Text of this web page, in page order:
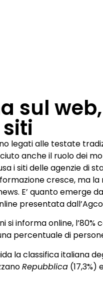
sul
legati alle testate
anche il ruolo dei
i siti delle agenzie di
cresce, ma
E’ quanto emerge
presentata
si informa online, l’80%
percentuale di
la classifica italiana
Repubblica (17,3%)